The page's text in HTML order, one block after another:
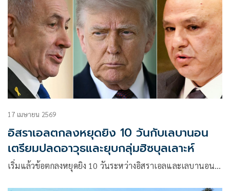
17 เมษายน 2569
อิสราเอลตกลงหยุดยิง 10 วันกับเลบานอน
เตรียมปลดอาวุธและยุบกลุ่มฮิซบุลเลาะห์
เริ่มแล้วข้อตกลงหยุดยิง 10 วันระหว่างอิสราเอลและเลบานอน…